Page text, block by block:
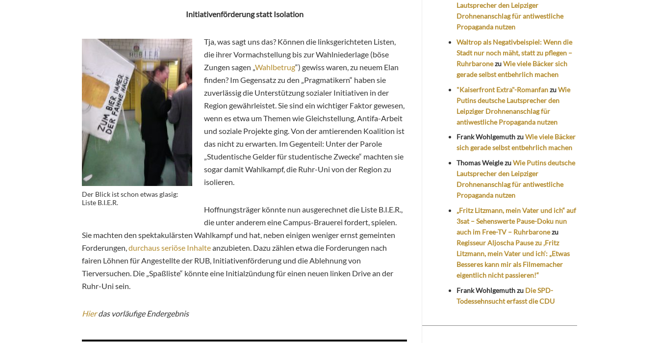
Initiativenförderung statt Isolation
Der Blick ist schon etwas glasig:
Liste B.I.E.R.
Tja, was sagt uns das? Können die linksgerichteten Listen,
die ihrer Vormachstellung bis zur Wahlniederlage (böse
Zungen sagen „ Wahlbetrug“) gewiss waren, zu neuem Elan
finden? Im Gegensatz zu den „Pragmatikern“ haben sie
zuverlässig die Unterstützung sozialer Initiativen in der
Region gewährleistet. Sie sind ein wichtiger Faktor gewesen,
wenn es etwa um Themen wie Gleichstellung, Antifa-Arbeit
und soziale Projekte ging. Von der amtierenden Koalition ist
das nicht zu erwarten. Im Gegenteil: Unter der Parole
„Studentische Gelder für studentische Zwecke“ machten sie
sogar damit Wahlkampf, die Ruhr-Uni von der Region zu
isolieren.
Hoffnungsträger könnte nun ausgerechnet die Liste B.I.E.R.,
die unter anderem eine Campus-Brauerei fordert, spielen.
Sie machten den spektakulärsten Wahlkampf und hat, neben einigen weniger ernst gemeinten
Forderungen, durchaus seriöse Inhalteanzubieten. Dazu zählen etwa die Forderungen nach
fairen Löhnen für Angestellte der RUB, Initiativenförderung und die Ablehnung von
Tierversuchen. Die „Spaßliste“ könnte eine Initialzündung für einen neuen linken Drive an der
Ruhr-Uni sein.
Hierdas vorläufige Endergebnis
Lautsprecher den Leipziger
Drohnenanschlag für antiwestliche
Propaganda nutzen
Waltrop als Negativbeispiel: Wenn die
Stadt nur noch mäht, statt zu pflegen –
RuhrbaronezuWie viele Bäcker sich
gerade selbst entbehrlich machen
"Kaiserfront Extra"-RomanfanzuWie
Putins deutsche Lautsprecher den
Leipziger Drohnenanschlag für
antiwestliche Propaganda nutzen
Frank WohlgemuthzuWie viele Bäcker
sich gerade selbst entbehrlich machen
Thomas WeiglezuWie Putins deutsche
Lautsprecher den Leipziger
Drohnenanschlag für antiwestliche
Propaganda nutzen
„Fritz Litzmann, mein Vater und ich“ auf
3sat – Sehenswerte Pause-Doku nun
auch im Free-TV – Ruhrbaronezu
Regisseur Aljoscha Pause zu ‚Fritz
Litzmann, mein Vater und ich‘: „Etwas
Besseres kann mir als Filmemacher
eigentlich nicht passieren!“
Frank Wohlgemuthzu Die SPD-
Todessehnsucht erfasst die CDU